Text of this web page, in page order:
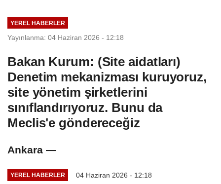
YEREL HABERLER
Yayınlanma: 04 Haziran 2026 - 12:18
Bakan Kurum: (Site aidatları)
Denetim mekanizması kuruyoruz,
site yönetim şirketlerini
sınıflandırıyoruz. Bunu da
Meclis'e göndereceğiz
Ankara —
YEREL HABERLER 04 Haziran 2026 - 12:18